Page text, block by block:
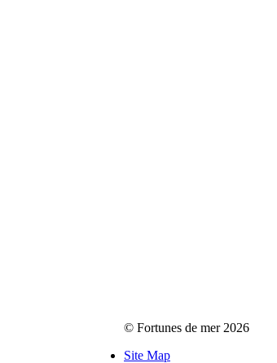
© Fortunes de mer 2026
Site Map